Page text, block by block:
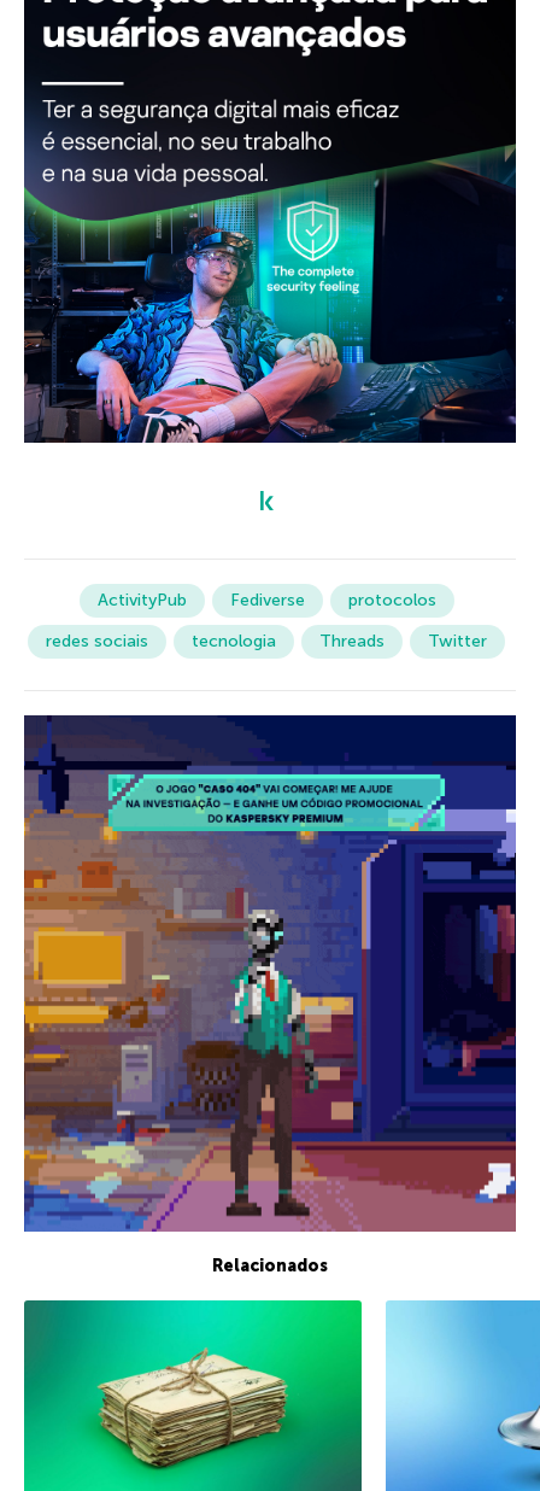
ActivityPub Fediverse
protocolos
redes sociais
tecnologia Threads Twitter
Relacionados